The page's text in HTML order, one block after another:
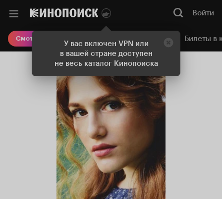
У вас включен VPN или
в вашей стране доступен
не весь каталог Кинопоиска
Войти
Смотреть кино Онлайн-кинотеатр Билеты в